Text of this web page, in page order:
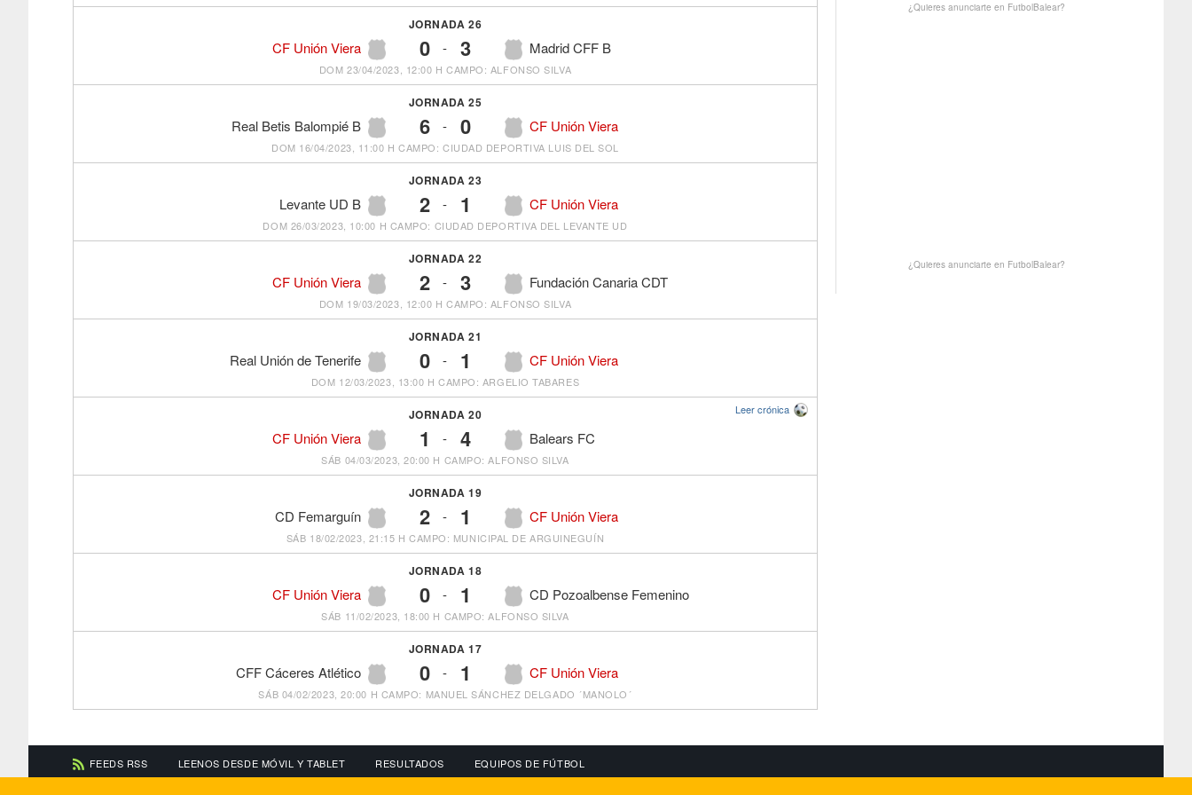
JORNADA 26
CF Unión Viera 0 - Madrid CFF B
3
DOM 23/04/2023, 12:00 H CAMPO: ALFONSO SILVA
JORNADA 25
Real Betis Balompié B 6 - CF Unión Viera
0
DOM 16/04/2023, 11:00 H CAMPO: CIUDAD DEPORTIVA LUIS DEL SOL
JORNADA 23
Levante UD B 2 - CF Unión Viera
1
DOM 26/03/2023, 10:00 H CAMPO: CIUDAD DEPORTIVA DEL LEVANTE UD
JORNADA 22
CF Unión Viera 2 - Fundación Canaria CDT
3
DOM 19/03/2023, 12:00 H CAMPO: ALFONSO SILVA
JORNADA 21
Real Unión de Tenerife 0 - CF Unión Viera
1
DOM 12/03/2023, 13:00 H CAMPO: ARGELIO TABARES
JORNADA 20
CF Unión Viera 1 - Balears FC
4
SÁB 04/03/2023, 20:00 H CAMPO: ALFONSO SILVA
Leer crónica
JORNADA 19
CD Femarguín 2 - CF Unión Viera
1
SÁB 18/02/2023, 21:15 H CAMPO: MUNICIPAL DE ARGUINEGUÍN
JORNADA 18
CF Unión Viera 0 - CD Pozoalbense Femenino
1
SÁB 11/02/2023, 18:00 H CAMPO: ALFONSO SILVA
JORNADA 17
CFF Cáceres Atlético 0 - CF Unión Viera
1
SÁB 04/02/2023, 20:00 H CAMPO: MANUEL SÁNCHEZ DELGADO ´MANOLO´
¿Quieres anunciarte en FutbolBalear?
¿Quieres anunciarte en FutbolBalear?
FEEDS RSS LEENOS DESDE MÓVIL Y TABLET RESULTADOS EQUIPOS DE FÚTBOL